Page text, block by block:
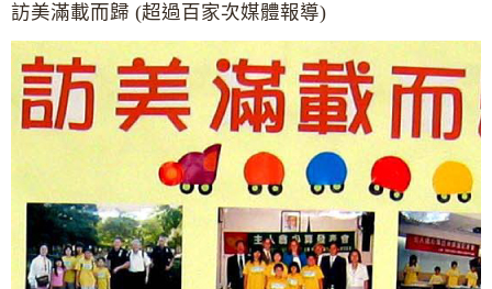
訪美滿載而歸 (超過百家次媒體報導)